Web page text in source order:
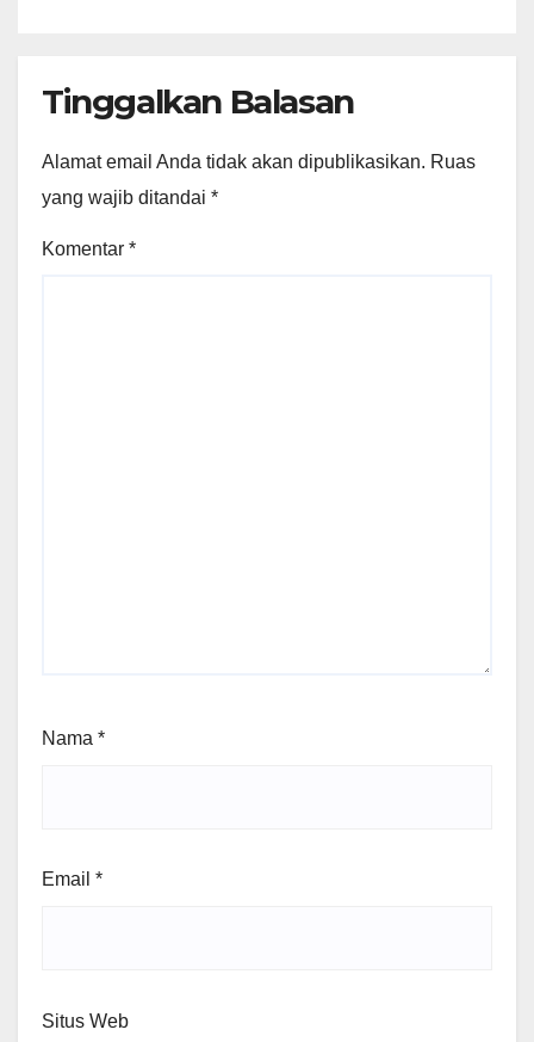
Tinggalkan Balasan
Alamat email Anda tidak akan dipublikasikan. Ruas
yang wajib ditandai *
Komentar *
Nama *
Email *
Situs Web